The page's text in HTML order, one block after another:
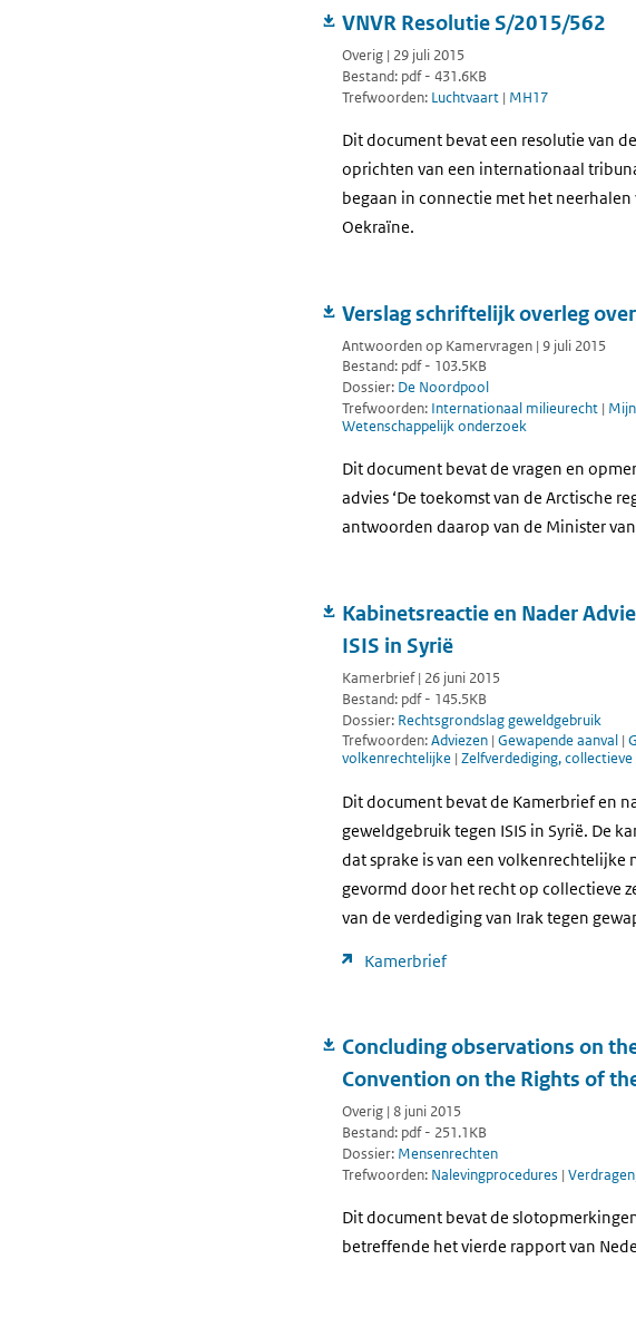
VNVR Resolutie S/2015/562
Overig | 29 juli 2015
Bestand: pdf - 431.6KB
Trefwoorden: Luchtvaart | MH17
Dit document bevat een resolutie van
oprichten van een internationaal
begaan in connectie met het
Oekraïne.
Verslag schriftelijk overleg
Antwoorden op Kamervragen | 9 juli 2015
Bestand: pdf - 103.5KB
Dossier: De Noordpool
Trefwoorden: Internationaal milieurecht |
Wetenschappelijk onderzoek
Dit document bevat de vragen en
advies ‘De toekomst van de Arctische
antwoorden daarop van de Minister
Kabinetsreactie en Nader
ISIS in Syrië
Kamerbrief | 26 juni 2015
Bestand: pdf - 145.5KB
Dossier: Rechtsgrondslag geweldgebruik
Trefwoorden:Adviezen | Gewapende aanval |
volkenrechtelijke | Zelfverdediging, collectieve
Dit document bevat de Kamerbrief en
geweldgebruik tegen ISIS in Syrië. De
dat sprake is van een volkenrechtelijke
gevormd door het recht op collectieve
van de verdediging van Irak tegen
Kamerbrief
Concluding observations on
Convention on the Rights of
Overig | 8 juni 2015
Bestand: pdf - 251.1KB
Dossier: Mensenrechten
Trefwoorden: Nalevingprocedures |
Dit document bevat de
betreffende het vierde rapport van